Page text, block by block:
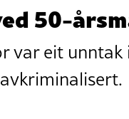
50-
var eit